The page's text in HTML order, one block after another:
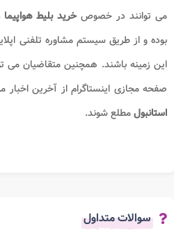
می توانند در خصوصخرید بلیط
بوده و از طریق سیستم مشاوره تلفنی
این زمینه باشند. همچنین متقاضیان می
صفحه مجازی اینستاگرام از آخرین اخبار
استانبولمطلع شوند.
سوالات متداول